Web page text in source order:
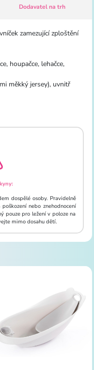
Dodavatel na trh
zamezující zploštění
houpačce, lehačce,
měkký jersey), uvnitř
dospělé osoby. Pravidelně
nebo znehodnocení
pouze pro ležení v poloze na
mimo dosahu dětí.